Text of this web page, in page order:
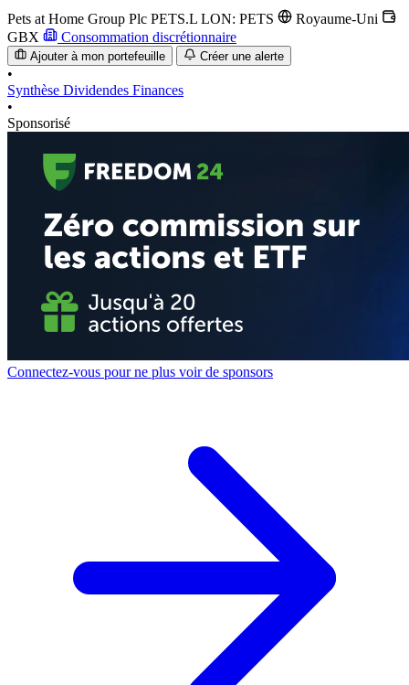
Pets at Home Group Plc PETS.L LON: PETS
Royaume-Uni
GBX
Consommation discrétionnaire
Ajouter à mon portefeuille Créer une alerte
•
Synthèse Dividendes Finances
•
Sponsorisé
Connectez-vous pour ne plus voir de sponsors